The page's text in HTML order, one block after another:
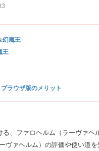
幻魔王
王
ラウザ版のメリット
る、ファロヘルム（ラーヴァ
ヴァヘルム）の評価や使い道